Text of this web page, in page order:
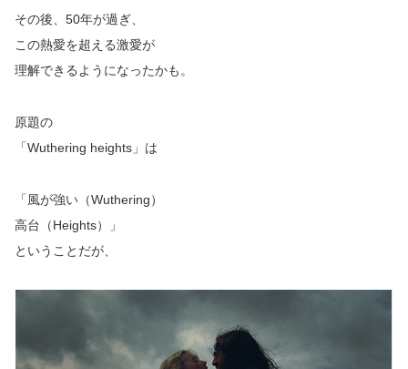
その後、50年が過ぎ、
この熱愛を超える激愛が
理解できるようになったかも。
原題の
「Wuthering heights」は
「風が強い（Wuthering）
高台（Heights）」
ということだが、